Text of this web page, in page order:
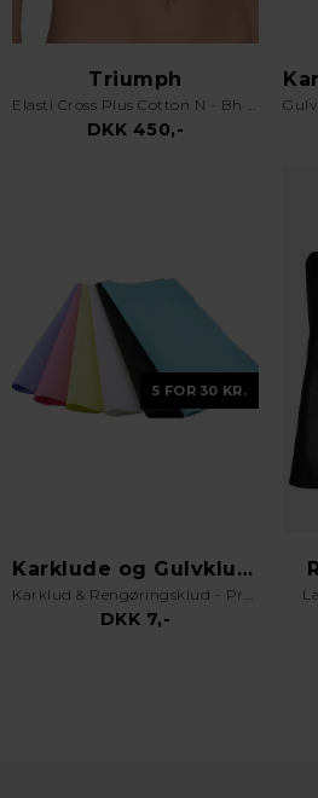
Triumph
Elasti Cross Plus Cotton N - Bh uden bøjle - Hvid
DKK 450,-
5 FOR 30 KR.
Karklude og Gulvklude
Karklud & Rengøringsklud - Pro Kvalitet - Valgfri Farve
DKK 7,-